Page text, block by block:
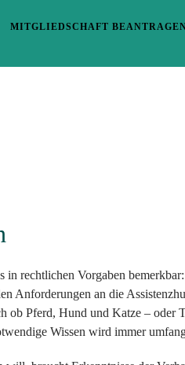
MITGLIEDSCHAFT
rechtlichen Vorgaben
Anforderungen an die
ob Pferd, Hund und Katze – oder
Wissen wird immer